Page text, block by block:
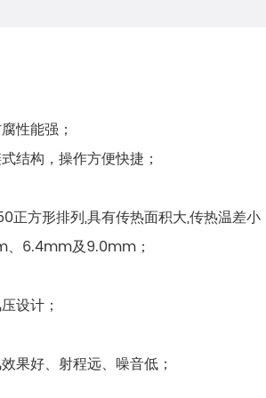
性能强；
结构，操作方便快捷；
正方形排列,具有传热面积大,传热温差小
、6.4mm及9.0mm；
设计；
果好、射程远、噪音低；